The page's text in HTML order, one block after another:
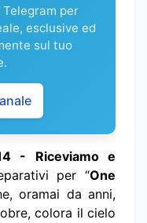
per
esclusive ed
sul tuo
- Riceviamo e
per “One
oramai da anni,
colora il cielo